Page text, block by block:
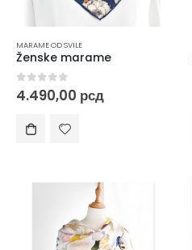
MARAME OD SVILE
Ženske marame
0out of 5
4.490,00 рсд